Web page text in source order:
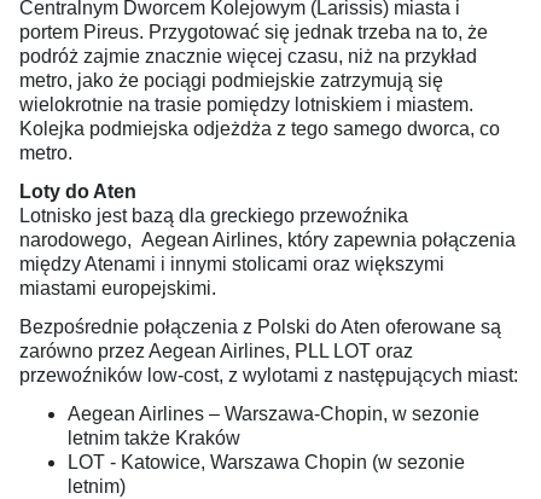
Centralnym Dworcem Kolejowym (Larissis) miasta i
portem Pireus. Przygotować się jednak trzeba na to, że
podróż zajmie znacznie więcej czasu, niż na przykład
metro, jako że pociągi podmiejskie zatrzymują się
wielokrotnie na trasie pomiędzy lotniskiem i miastem.
Kolejka podmiejska odjeżdża z tego samego dworca, co
metro.
Loty do Aten
Lotnisko jest bazą dla greckiego przewoźnika
narodowego, Aegean Airlines, który zapewnia połączenia
między Atenami i innymi stolicami oraz większymi
miastami europejskimi.
Bezpośrednie połączenia z Polski do Aten oferowane są
zarówno przez Aegean Airlines, PLL LOT oraz
przewoźników low-cost, z wylotami z następujących miast:
Aegean Airlines – Warszawa-Chopin, w sezonie
letnim także Kraków
LOT - Katowice, Warszawa Chopin (w sezonie
letnim)